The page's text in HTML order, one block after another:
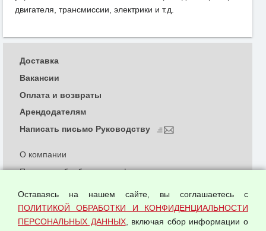
двигателя, трансмиссии, электрики и т.д.
О компании
Политика обработки и конфиденциальности
Согласием на обработку персональных данных
Оферта оптовой купли-продажи
Доставка
Вакансии
Оплата и возвраты
Арендодателям
Написать письмо Руководству
Оставаясь на нашем сайте, вы соглашаетесь с
ПОЛИТИКОЙ ОБРАБОТКИ И КОНФИДЕНЦИАЛЬНОСТИ
ПЕРСОНАЛЬНЫХ ДАННЫХ, включая сбор информации о